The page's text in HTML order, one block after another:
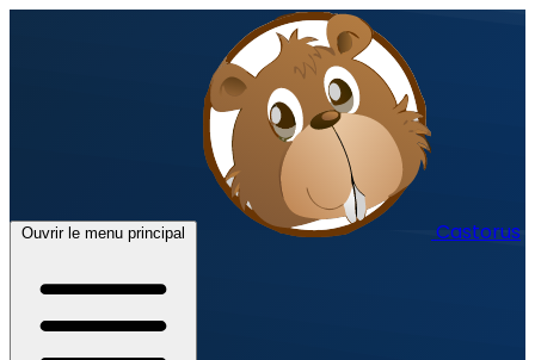
Ouvrir le menu principal Castorus